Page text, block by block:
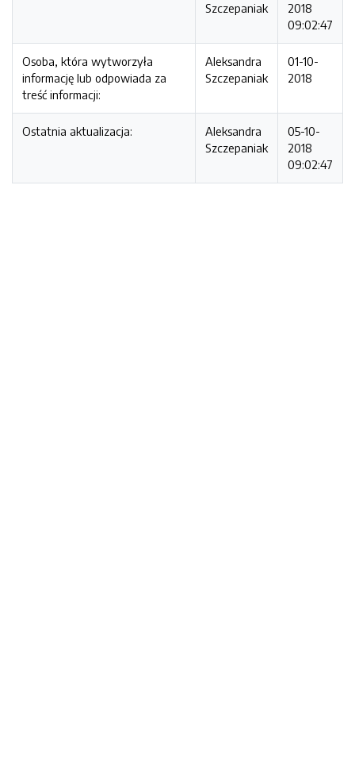
Szczepaniak
2018
09:02:47
Osoba, która wytworzyła
informację lub odpowiada za
treść informacji:
Aleksandra
Szczepaniak
01-10-
2018
Ostatnia aktualizacja:
Aleksandra
Szczepaniak
05-10-
2018
09:02:47